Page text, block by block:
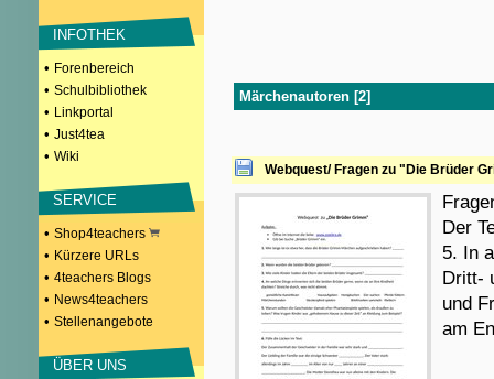
INFOTHEK
• Forenbereich
• Schulbibliothek
• Linkportal
• Just4tea
• Wiki
SERVICE
• Shop4teachers
• Kürzere URLs
• 4teachers Blogs
• News4teachers
• Stellenangebote
ÜBER UNS
Märchenautoren [2]
Webquest/ Fragen zu "Die Brüder
Der
5. In
Dritt-
und
am